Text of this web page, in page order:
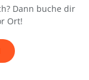
Dann buche dir
Ort!